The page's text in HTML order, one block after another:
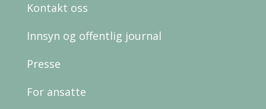
Kontakt oss
Innsyn og offentlig journal
Presse
For ansatte